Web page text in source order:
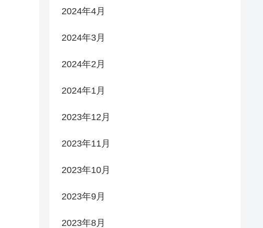
2024年4月
2024年3月
2024年2月
2024年1月
2023年12月
2023年11月
2023年10月
2023年9月
2023年8月